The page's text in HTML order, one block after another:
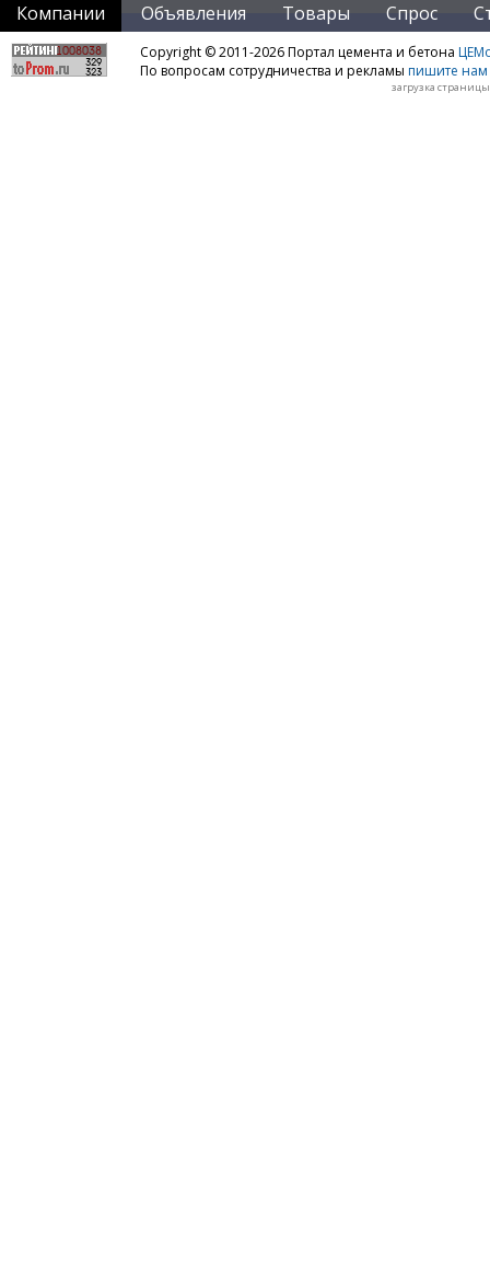
Компании Объявления Товары Спрос
Copyright © 2011-2026 Портал цемента и бетона
По вопросам сотрудничества и рекламы пишите нам
загрузка